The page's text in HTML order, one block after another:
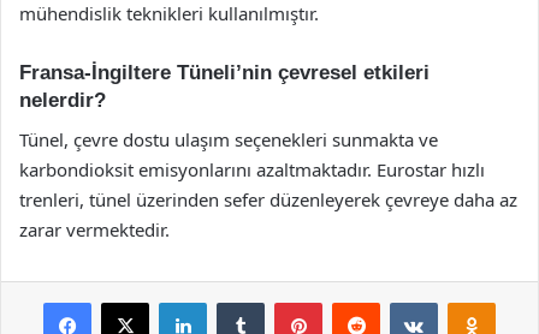
mühendislik teknikleri kullanılmıştır.
Fransa-İngiltere Tüneli’nin çevresel etkileri
nelerdir?
Tünel, çevre dostu ulaşım seçenekleri sunmakta ve
karbondioksit emisyonlarını azaltmaktadır. Eurostar hızlı
trenleri, tünel üzerinden sefer düzenleyerek çevreye daha az
zarar vermektedir.
Facebook
X LinkedInTumblr PinterestReddit VKontakte